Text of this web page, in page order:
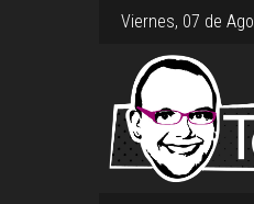
Viernes, 07 de